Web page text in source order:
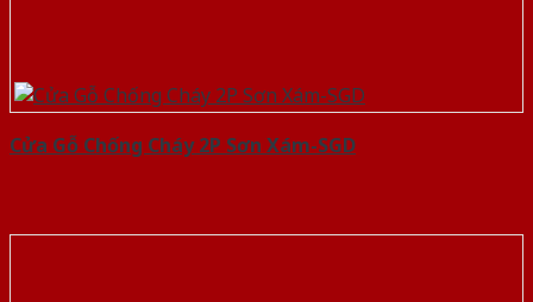
Cửa Gỗ Chống Cháy 2P Sơn Xám-SGD